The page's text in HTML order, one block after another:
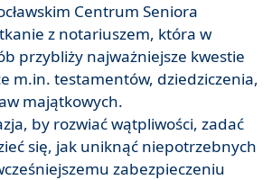
Centrum Seniora
z notariuszem, która w
przybliży najważniejsze kwestie
m.in. testamentów, dziedziczenia,
majątkowych.
by rozwiać wątpliwości, zadać
się, jak uniknąć niepotrzebnych
zabezpieczeniu